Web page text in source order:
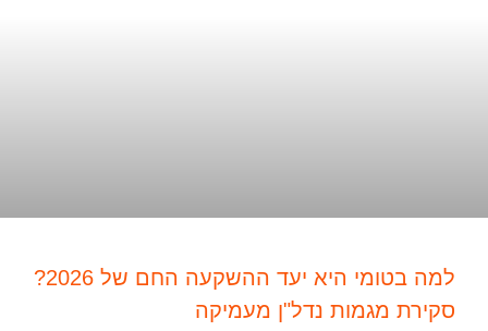
למה בטומי היא יעד ההשקעה החם של 2026?
סקירת מגמות נדל"ן מעמיקה